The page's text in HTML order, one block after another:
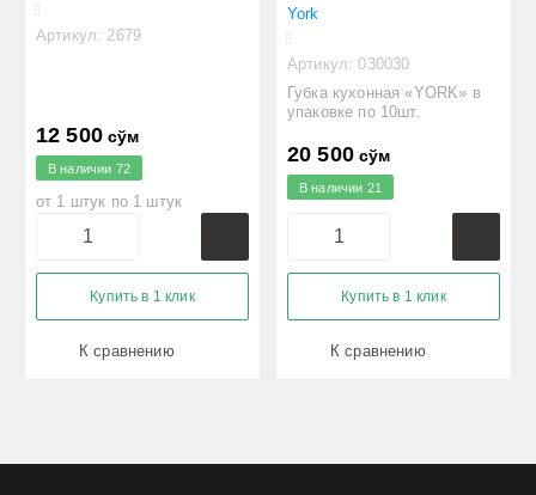
Артикул: 2679
В наличии 72
12 500 сўм
от 1 штук по 1 штук
Купить в 1 клик
К сравнению
York
Артикул: 030030
Губка кухонная «YORK» в
упаковке по 10шт.
В наличии 21
20 500 сўм
Купить в 1 клик
К сравнению